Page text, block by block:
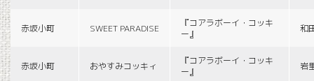
赤坂小町 SWEET PARADISE
『コアラボーイ・コッキ
ー』
和
赤坂小町 おやすみコッキィ
『コアラボーイ・コッキ
ー』
岩